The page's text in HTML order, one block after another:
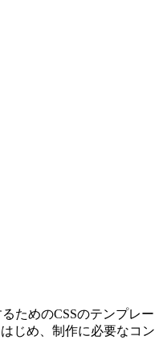
ためのCSSのテンプレー
じめ、制作に必要なコン